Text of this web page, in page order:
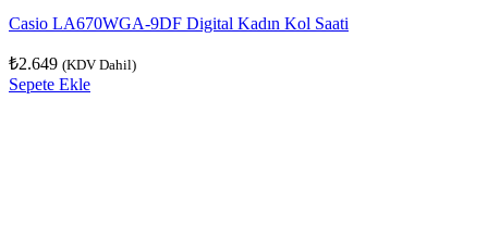
Casio LA670WGA-9DF Digital Kadın Kol Saati
₺2.649 (KDV Dahil)
Sepete Ekle